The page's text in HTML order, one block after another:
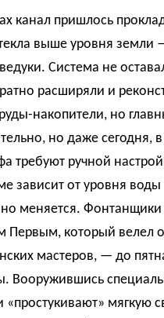
канал пришлось
выше уровня земли
Система не
расширяли и
накопители, но
но даже сегодня,
требуют ручной
зависит от уровня
меняется.
Первым, который велел
мастеров, — до
Вооружившись
мягкую